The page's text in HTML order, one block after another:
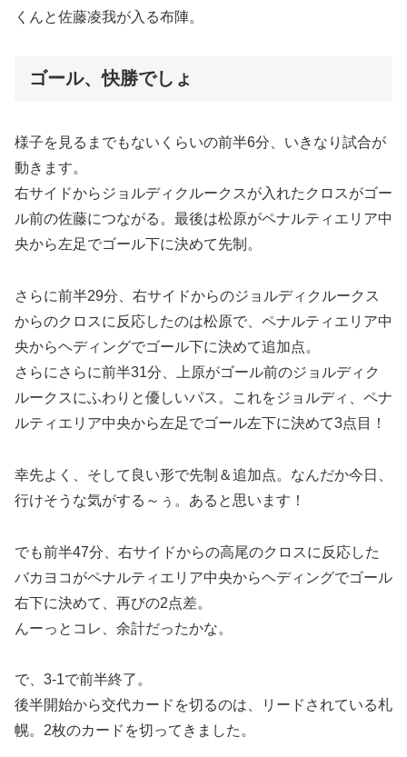
くんと佐藤凌我が入る布陣。
ゴール、快勝でしょ
様子を見るまでもないくらいの前半6分、いきなり試合が
動きます。
右サイドからジョルディクルークスが入れたクロスがゴー
ル前の佐藤につながる。最後は松原がペナルティエリア中
央から左足でゴール下に決めて先制。
さらに前半29分、右サイドからのジョルディクルークス
からのクロスに反応したのは松原で、ペナルティエリア中
央からヘディングでゴール下に決めて追加点。
さらにさらに前半31分、上原がゴール前のジョルディク
ルークスにふわりと優しいパス。これをジョルディ、ペナ
ルティエリア中央から左足でゴール左下に決めて3点目！
幸先よく、そして良い形で先制＆追加点。なんだか今日、
行けそうな気がする～ぅ。あると思います！
でも前半47分、右サイドからの高尾のクロスに反応した
バカヨコがペナルティエリア中央からヘディングでゴール
右下に決めて、再びの2点差。
んーっとコレ、余計だったかな。
で、3-1で前半終了。
後半開始から交代カードを切るのは、リードされている札
幌。2枚のカードを切ってきました。